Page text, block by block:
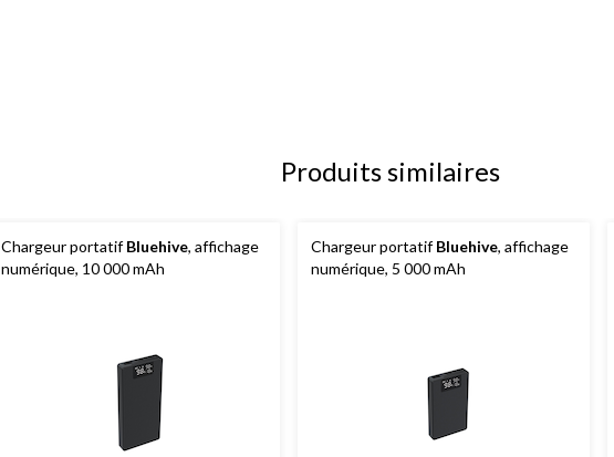
Produits similaires
Chargeur portatifBluehive, affichage
numérique, 10 000 mAh
Chargeur portatifBluehive, affichage
numérique, 5 000 mAh